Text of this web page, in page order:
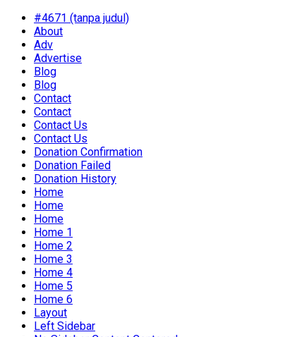
#4671 (tanpa judul)
About
Adv
Advertise
Blog
Blog
Contact
Contact
Contact Us
Contact Us
Donation Confirmation
Donation Failed
Donation History
Home
Home
Home
Home 1
Home 2
Home 3
Home 4
Home 5
Home 6
Layout
Left Sidebar